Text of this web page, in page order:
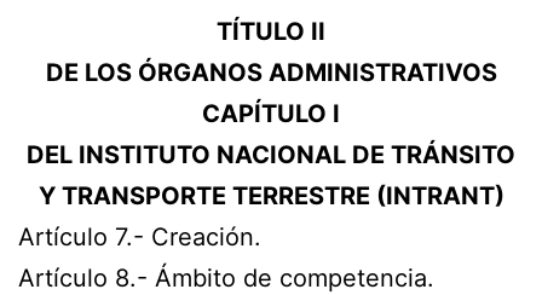
TÍTULO II
DE LOS ÓRGANOS ADMINISTRATIVOS
CAPÍTULO I
DEL INSTITUTO NACIONAL DE TRÁNSITO
Y TRANSPORTE TERRESTRE (INTRANT)
Artículo 7.- Creación.
Artículo 8.- Ámbito de competencia.